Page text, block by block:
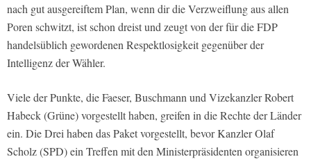
nach gut ausgereiftem Plan, wenn dir die Verzweiflung aus allen
Poren schwitzt, ist schon dreist und zeugt von der für die FDP
handelsüblich gewordenen Respektlosigkeit gegenüber der
Intelligenz der Wähler.
Viele der Punkte, die Faeser, Buschmann und Vizekanzler Robert
Habeck (Grüne) vorgestellt haben, greifen in die Rechte der Länder
ein. Die Drei haben das Paket vorgestellt, bevor Kanzler Olaf
Scholz (SPD) ein Treffen mit den Ministerpräsidenten organisieren